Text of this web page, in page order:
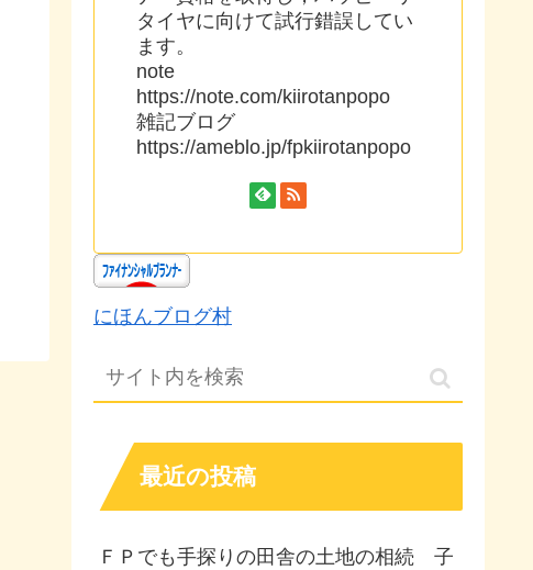
タイヤに向けて試行錯誤してい
ます。
note
https://note.com/kiirotanpopo
雑記ブログ
https://ameblo.jp/fpkiirotanpopo
にほんブログ村
最近の投稿
ＦＰでも手探りの田舎の土地の相続 子